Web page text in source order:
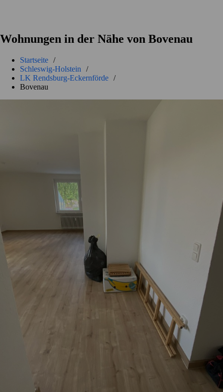
Wohnungen in der Nähe von Bovenau
Startseite /
Schleswig-Holstein
/
LK Rendsburg-Eckernförde /
Bovenau